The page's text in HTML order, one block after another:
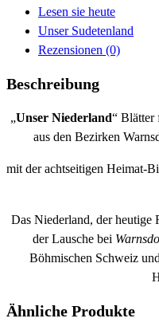
Lesen sie heute
Unser Sudetenland
Rezensionen (0)
Beschreibung
„Unser Niederland“ Blätter
aus den Bezirken
mit der achtseitigen Heimat-
Das Niederland, der heutige
der Lausche bei
Böhmischen Schweiz
Ähnliche Produkte